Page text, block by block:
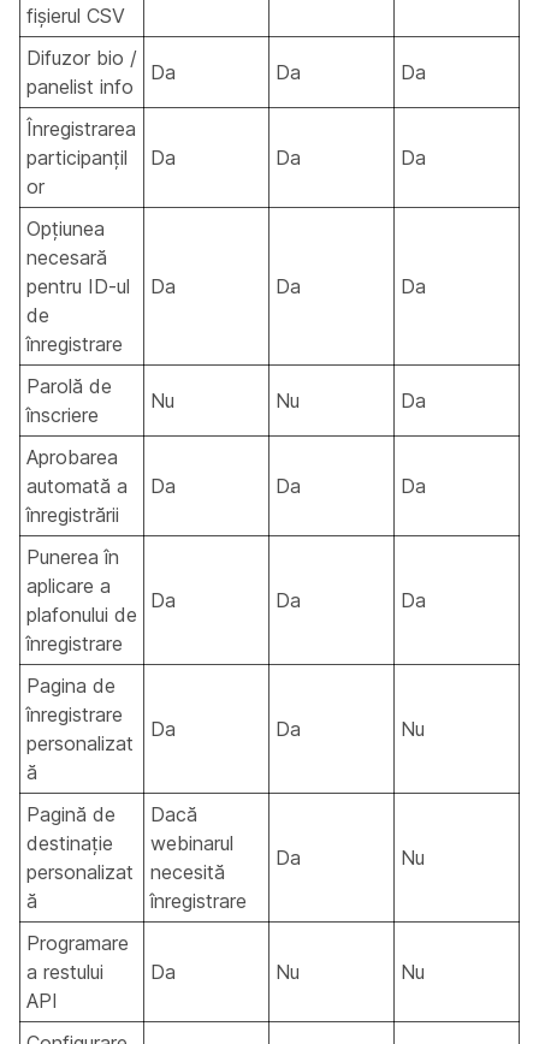
fișierul CSV
Difuzor bio /
panelist info
Da Da Da
Înregistrarea
participanțil
or
Da Da Da
Opțiunea
necesară
pentru ID-ul
de
înregistrare
Da Da Da
Parolă de
înscriere
Nu Nu Da
Aprobarea
automată a
înregistrării
Da Da Da
Punerea în
aplicare a
plafonului de
înregistrare
Da Da Da
Pagina de
înregistrare
personalizat
ă
Da Da Nu
Pagină de
destinație
personalizat
ă
Dacă
webinarul
necesită
înregistrare
Da Nu
Programare
a restului
API
Da Nu Nu